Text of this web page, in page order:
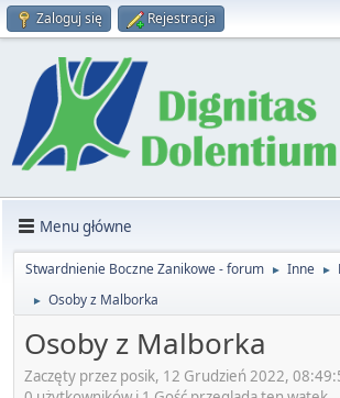
Zaloguj się Rejestracja
Menu główne
Stwardnienie Boczne Zanikowe - forum ► Inne ►
► Osoby z Malborka
Osoby z Malborka
Zaczęty przez posik, 12 Grudzień 2022,